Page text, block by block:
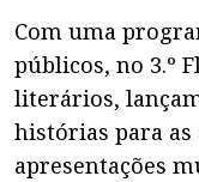
Com uma
públicos, no 3.º
literários,
histórias para as
apresentações